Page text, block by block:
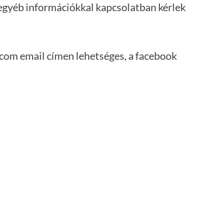
információkkal kapcsolatban kérlek
email címen lehetséges, a facebook